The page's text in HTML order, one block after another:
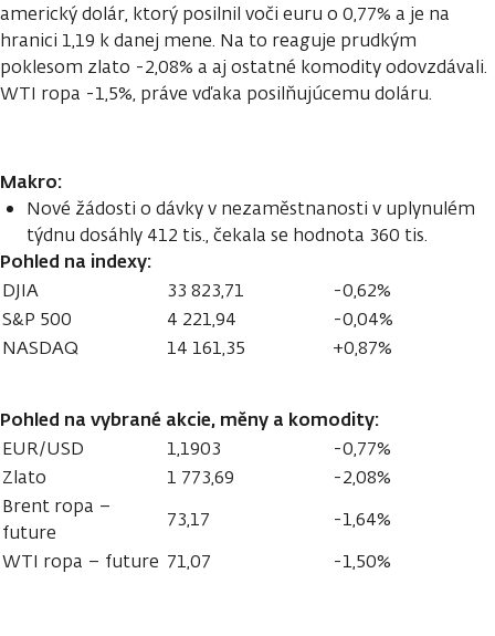
americký dolár, ktorý posilnil voči euru o 0,77% a je na
hranici 1,19 k danej mene. Na to reaguje prudkým
poklesom zlato -2,08% a aj ostatné komodity odovzdávali.
WTI ropa -1,5%, práve vďaka posilňujúcemu doláru.
Makro:
Nové žádosti o dávky v nezaměstnanosti v uplynulém
týdnu dosáhly 412 tis., čekala se hodnota 360 tis.
Pohled na indexy:
DJIA 33 823,71
-0,62%
S&P 500
4 221,94
-0,04%
NASDAQ
14 161,35 +0,87%
Pohled na vybrané akcie, měny a komodity:
EUR/USD 1,1903
-0,77%
Zlato
1 773,69
-2,08%
Brent ropa –
future
73,17
-1,64%
WTI ropa – future 71,07 -1,50%